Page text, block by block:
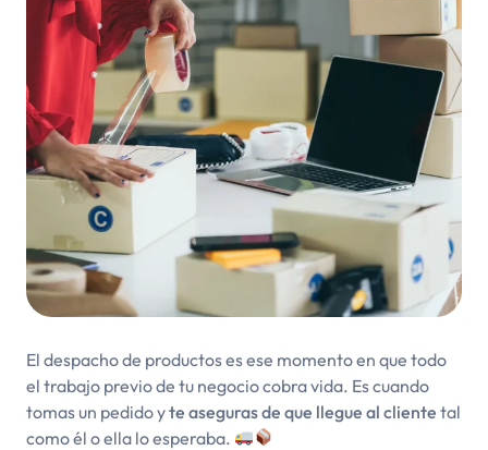
El despacho de productos es ese momento en que todo
el trabajo previo de tu negocio cobra vida. Es cuando
tomas un pedido yte aseguras de que llegue al cliente tal
como él o ella lo esperaba.